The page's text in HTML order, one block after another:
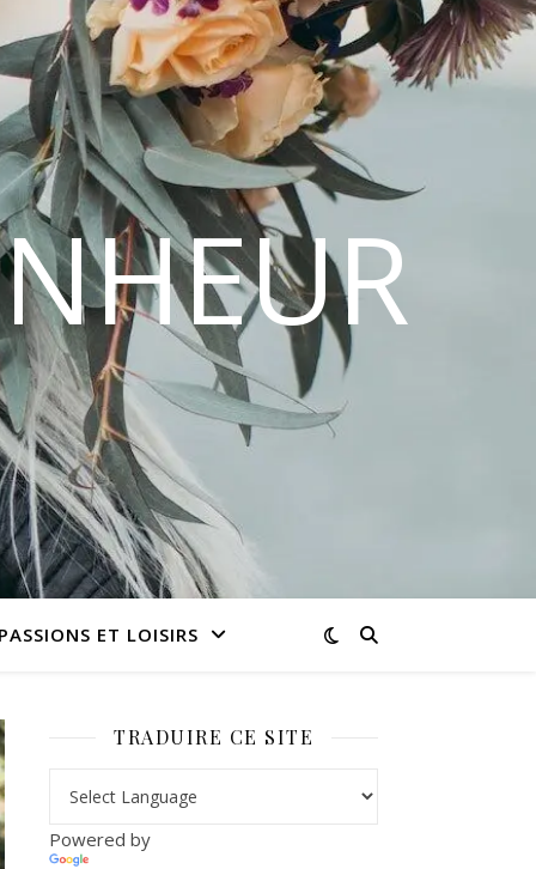
PASSIONS ET LOISIRS
TRADUIRE CE SITE
Powered by